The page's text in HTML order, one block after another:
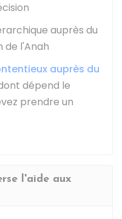
auprès du
de l'Anah
auprès du
dépend le
prendre un
l'aide aux